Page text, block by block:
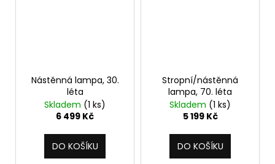
Nástěnná lampa, 30.
léta
Skladem (1 ks)
6 499 Kč
DO KOŠÍKU
Stropní/nástěnná
lampa, 70. léta
Skladem (1 ks)
5 199 Kč
DO KOŠÍKU